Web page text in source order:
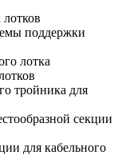
поддержки
лотка
тройника для
секции
для кабельного